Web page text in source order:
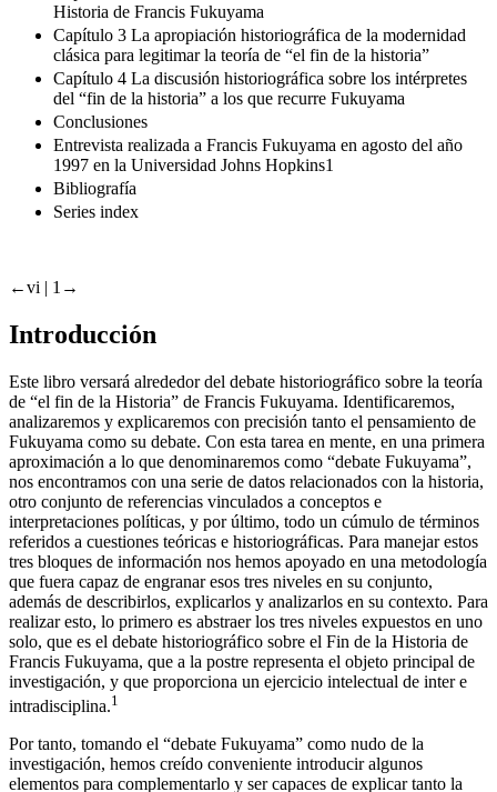
Capítulo 2 Las tres versiones de la tesis sobre el fin de la
Historia de Francis Fukuyama
Capítulo 3 La apropiación historiográfica de la modernidad
clásica para legitimar la teoría de “el fin de la historia”
Capítulo 4 La discusión historiográfica sobre los intérpretes
del “fin de la historia” a los que recurre Fukuyama
Conclusiones
Entrevista realizada a Francis Fukuyama en agosto del año
1997 en la Universidad Johns Hopkins1
Bibliografía
Este libro versará alrededor del debate historiográfico sobre la teoría
de “el fin de la Historia” de Francis Fukuyama. Identificaremos,
analizaremos y explicaremos con precisión tanto el pensamiento de
Fukuyama como su debate. Con esta tarea en mente, en una primera
aproximación a lo que denominaremos como “debate Fukuyama”,
nos encontramos con una serie de datos relacionados con la historia,
otro conjunto de referencias vinculados a conceptos e
interpretaciones políticas, y por último, todo un cúmulo de términos
referidos a cuestiones teóricas e historiográficas. Para manejar estos
tres bloques de información nos hemos apoyado en una metodología
que fuera capaz de engranar esos tres niveles en su conjunto,
además de describirlos, explicarlos y analizarlos en su contexto. Para
realizar esto, lo primero es abstraer los tres niveles expuestos en uno
solo, que es el debate historiográfico sobre el Fin de la Historia de
Francis Fukuyama, que a la postre representa el objeto principal de
investigación, y que proporciona un ejercicio intelectual de inter e
Por tanto, tomando el “debate Fukuyama” como nudo de la
investigación, hemos creído conveniente introducir algunos